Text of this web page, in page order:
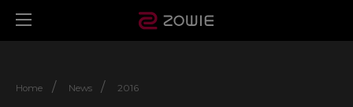
Home / News / 2016